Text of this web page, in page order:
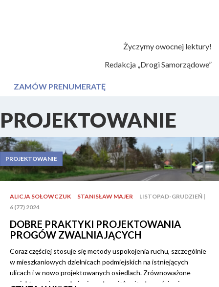
Życzymy owocnej lektury!
Redakcja „Drogi Samorządowe”
ZAMÓW PRENUMERATĘ
PROJEKTOWANIE
PROJEKTOWANIE
ALICJA SOŁOWCZUK STANISŁAW MAJER
LISTOPAD-GRUDZIEŃ |
6 (77) 2024
DOBRE PRAKTYKI PROJEKTOWANIA
PROGÓW ZWALNIAJĄCYCH
Coraz częściej stosuje się metody uspokojenia ruchu, szczególnie
w mieszkaniowych dzielnicach podmiejskich na istniejących
ulicach i w nowo projektowanych osiedlach. Zrównoważone
projektowanie uspokojenia ruchu wiąże się z korzyściami